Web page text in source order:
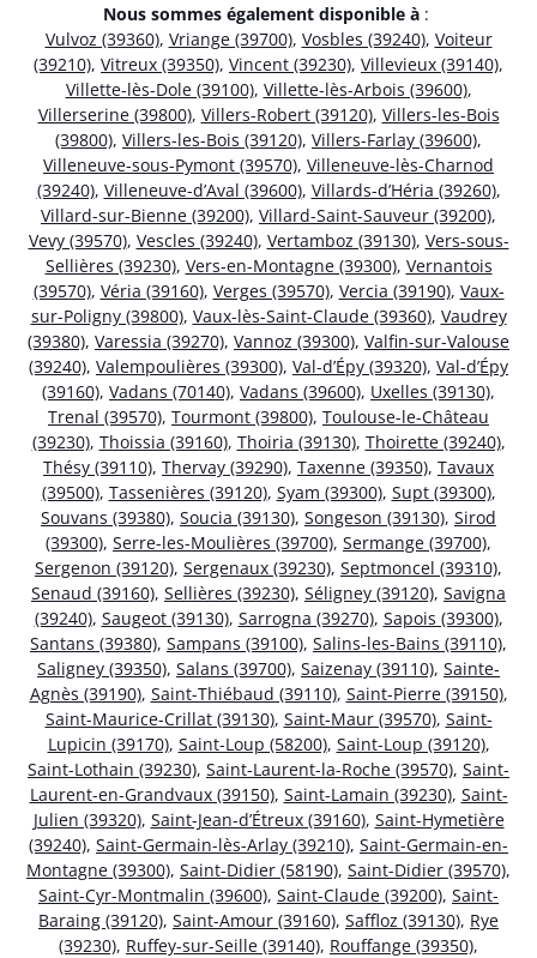
Nous sommes également disponible à :
Vulvoz (39360), Vriange (39700), Vosbles (39240), Voiteur
(39210), Vitreux (39350), Vincent (39230), Villevieux (39140),
Villette-lès-Dole (39100), Villette-lès-Arbois (39600),
Villerserine (39800), Villers-Robert (39120), Villers-les-Bois
(39800), Villers-les-Bois (39120), Villers-Farlay (39600),
Villeneuve-sous-Pymont (39570), Villeneuve-lès-Charnod
(39240), Villeneuve-d’Aval (39600), Villards-d’Héria (39260),
Villard-sur-Bienne (39200), Villard-Saint-Sauveur (39200),
Vevy (39570), Vescles (39240), Vertamboz (39130), Vers-sous-
Sellières (39230), Vers-en-Montagne (39300), Vernantois
(39570), Véria (39160), Verges (39570), Vercia (39190), Vaux-
sur-Poligny (39800), Vaux-lès-Saint-Claude (39360), Vaudrey
(39380), Varessia (39270), Vannoz (39300), Valfin-sur-Valouse
(39240), Valempoulières (39300), Val-d’Épy (39320), Val-d’Épy
(39160), Vadans (70140), Vadans (39600), Uxelles (39130),
Trenal (39570), Tourmont (39800), Toulouse-le-Château
(39230), Thoissia (39160), Thoiria (39130), Thoirette (39240),
Thésy (39110), Thervay (39290), Taxenne (39350), Tavaux
(39500), Tassenières (39120), Syam (39300), Supt (39300),
Souvans (39380), Soucia (39130), Songeson (39130), Sirod
(39300), Serre-les-Moulières (39700), Sermange (39700),
Sergenon (39120), Sergenaux (39230), Septmoncel (39310),
Senaud (39160), Sellières (39230), Séligney (39120), Savigna
(39240), Saugeot (39130), Sarrogna (39270), Sapois (39300),
Santans (39380), Sampans (39100), Salins-les-Bains (39110),
Saligney (39350), Salans (39700), Saizenay (39110), Sainte-
Agnès (39190), Saint-Thiébaud (39110), Saint-Pierre (39150),
Saint-Maurice-Crillat (39130), Saint-Maur (39570), Saint-
Lupicin (39170), Saint-Loup (58200), Saint-Loup (39120),
Saint-Lothain (39230), Saint-Laurent-la-Roche (39570), Saint-
Laurent-en-Grandvaux (39150), Saint-Lamain (39230), Saint-
Julien (39320), Saint-Jean-d’Étreux (39160), Saint-Hymetière
(39240), Saint-Germain-lès-Arlay (39210), Saint-Germain-en-
Montagne (39300), Saint-Didier (58190), Saint-Didier (39570),
Saint-Cyr-Montmalin (39600), Saint-Claude (39200), Saint-
Baraing (39120), Saint-Amour (39160), Saffloz (39130), Rye
(39230), Ruffey-sur-Seille (39140), Rouffange (39350),